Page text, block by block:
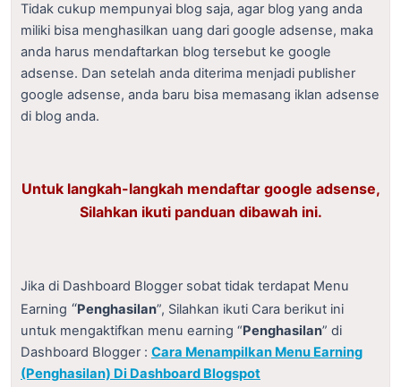
Tidak cukup mempunyai blog saja, agar blog yang anda
miliki bisa menghasilkan uang dari google adsense, maka
anda harus mendaftarkan blog tersebut ke google
adsense. Dan setelah anda diterima menjadi publisher
google adsense, anda baru bisa memasang iklan adsense
di blog anda.
Untuk langkah-langkah mendaftar google adsense,
Silahkan ikuti panduan dibawah ini.
Jika di Dashboard Blogger sobat tidak terdapat Menu
Earning “Penghasilan”, Silahkan ikuti Cara berikut ini
untuk mengaktifkan menu earning “Penghasilan” di
Dashboard Blogger : Cara Menampilkan Menu Earning
(Penghasilan) Di Dashboard Blogspot